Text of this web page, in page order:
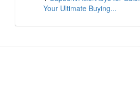
Your Ultimate Buying...